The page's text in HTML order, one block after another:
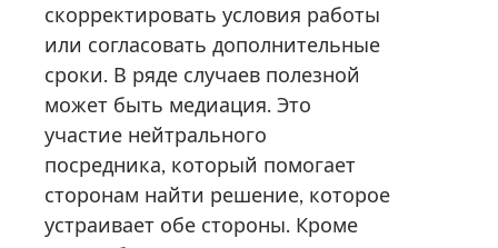
скорректировать условия работы
или согласовать дополнительные
сроки. В ряде случаев полезной
может быть медиация. Это
участие нейтрального
посредника, который помогает
сторонам найти решение, которое
устраивает обе стороны. Кроме